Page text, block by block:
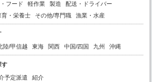
フード 軽作業 製造
配送・ドライバー
育・栄養士
その他/専門職 漁業・水産
陸/甲信越 東海 関西 中国/四国 九州 沖縄
す
予定派遣 紹介